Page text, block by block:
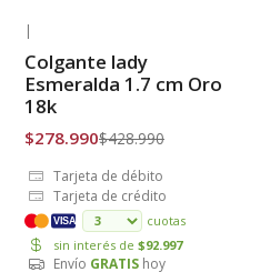
Envío Gratis
|
Colgante lady
Esmeralda 1.7 cm Oro
18k
$278.990$428.990
Tarjeta de débito
Tarjeta de crédito
VISA
cuotas
sin interés de $92.997
Envío GRATIS hoy